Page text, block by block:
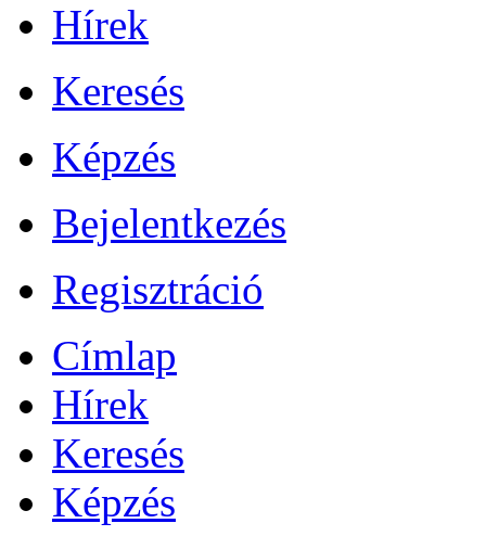
Hírek
Keresés
Képzés
Bejelentkezés
Regisztráció
Címlap
Hírek
Keresés
Képzés